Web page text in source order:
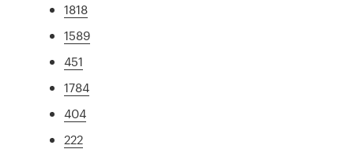
1818
1589
451
1784
404
222